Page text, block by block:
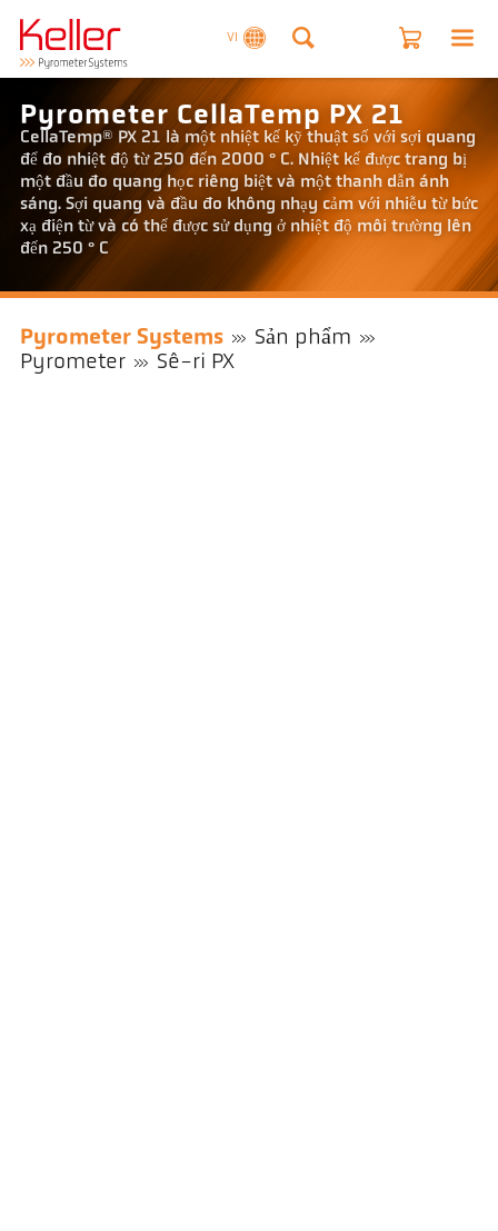
VI
Pyrometer CellaTemp PX 21
CellaTemp® PX 21 là một nhiệt kế kỹ thuật số với sợi quang
để đo nhiệt độ từ 250 đến 2000 ° C. Nhiệt kế được trang bị
một đầu đo quang học riêng biệt và một thanh dẫn ánh
sáng. Sợi quang và đầu đo không nhạy cảm với nhiễu từ bức
xạ điện từ và có thể được sử dụng ở nhiệt độ môi trường lên
đến 250 ° C
Pyrometer Systems
Sản phẩm
Pyrometer
Sê-ri PX